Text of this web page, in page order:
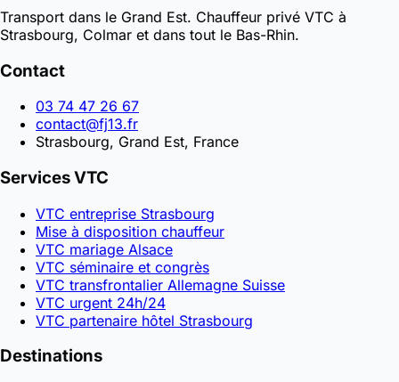
Transport dans le Grand Est. Chauffeur privé VTC à
Strasbourg, Colmar et dans tout le Bas-Rhin.
Contact
03 74 47 26 67
contact@fj13.fr
Strasbourg, Grand Est, France
Services VTC
VTC entreprise Strasbourg
Mise à disposition chauffeur
VTC mariage Alsace
VTC séminaire et congrès
VTC transfrontalier Allemagne Suisse
VTC urgent 24h/24
VTC partenaire hôtel Strasbourg
Destinations